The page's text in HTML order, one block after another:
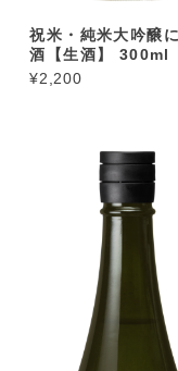
祝米・純米大吟醸
酒【生酒】 300ml
¥2,200